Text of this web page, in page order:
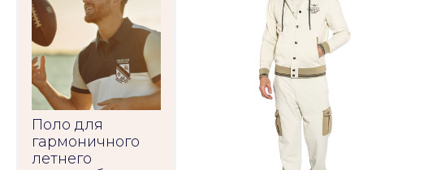
Поло для
гармоничного
летнего